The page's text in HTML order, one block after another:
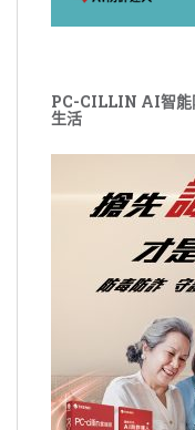
PC-CILLIN AI智能
生活